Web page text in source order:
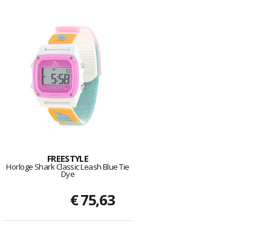
FREESTYLE
Horloge Shark Classic Leash Blue Tie
Dye
€ 75,63